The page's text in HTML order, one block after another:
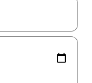
flèches vers le